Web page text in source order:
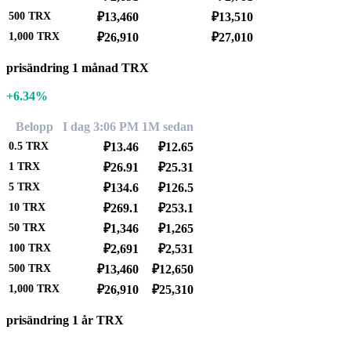
500 TRX ₽13,460 ₽13,510
1,000 TRX ₽26,910 ₽27,010
prisändring 1 månad TRX
+6.34%
Belopp I dag 3:06 PM 1M sedan
0.5 TRX ₽13.46 ₽12.65
1 TRX ₽26.91 ₽25.31
5 TRX ₽134.6 ₽126.5
10 TRX ₽269.1 ₽253.1
50 TRX ₽1,346 ₽1,265
100 TRX ₽2,691 ₽2,531
500 TRX ₽13,460 ₽12,650
1,000 TRX ₽26,910 ₽25,310
prisändring 1 år TRX